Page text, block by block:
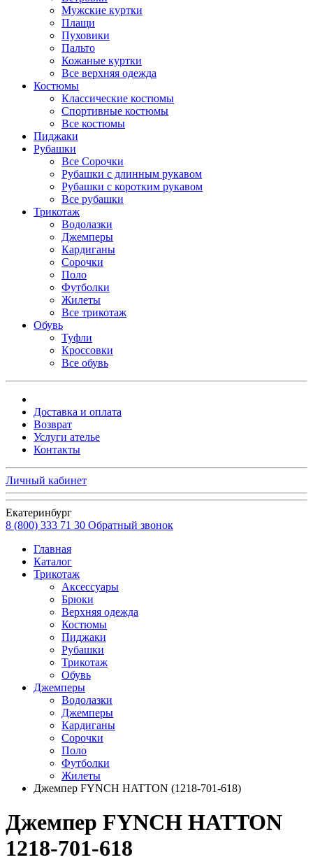
Мужские куртки
Плащи
Пуховики
Пальто
Кожаные куртки
Все верхняя одежда
Костюмы
Классические костюмы
Спортивные костюмы
Все костюмы
Пиджаки
Рубашки
Все Сорочки
Рубашки с длинным рукавом
Рубашки с коротким рукавом
Все рубашки
Трикотаж
Водолазки
Джемперы
Кардиганы
Сорочки
Поло
Футболки
Жилеты
Все трикотаж
Обувь
Туфли
Кроссовки
Все обувь
Доставка и оплата
Возврат
Услуги ателье
Контакты
Личный кабинет
Екатеринбург
8 (800) 333 71 30 Обратный звонок
Главная
Каталог
Трикотаж
Аксессуары
Брюки
Верхняя одежда
Костюмы
Пиджаки
Рубашки
Трикотаж
Обувь
Джемперы
Водолазки
Джемперы
Кардиганы
Сорочки
Поло
Футболки
Жилеты
Джемпер FYNCH HATTON (1218-701-618)
Джемпер FYNCH HATTON
1218-701-618